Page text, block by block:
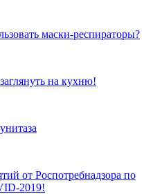
маски-респираторы?
на кухню!
от Роспотребнадзора по
2019!